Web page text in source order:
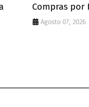
Compras por
Agosto 07, 2026